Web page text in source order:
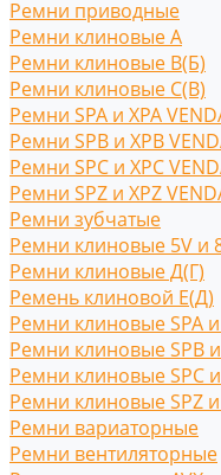
Ремни приводные
Ремни клиновые A
Ремни клиновые В(Б)
Ремни клиновые С(B)
Ремни SPA и XPA
Ремни SPB и XPB
Ремни SPC и XPC
Ремни SPZ и XPZ
Ремни зубчатые
Ремни клиновые 5V и
Ремни клиновые Д(Г)
Ремень клиновой Е(Д)
Ремни клиновые SPA и
Ремни клиновые SPB
Ремни клиновые SPC и
Ремни клиновые SPZ и
Ремни вариаторные
Ремни вентиляторные